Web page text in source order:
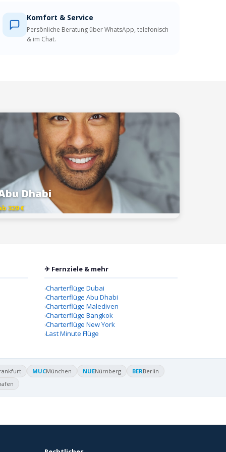
Komfort & Service
Persönliche Beratung über WhatsApp, telefonisch
& im Chat.
Dhabi
329 €
✈ Fernziele & mehr
Charterflüge Dubai
Charterflüge Abu Dhabi
Charterflüge Malediven
Charterflüge Bangkok
Charterflüge New York
Last Minute Flüge
MUCMünchen NUENürnberg BERBerlin